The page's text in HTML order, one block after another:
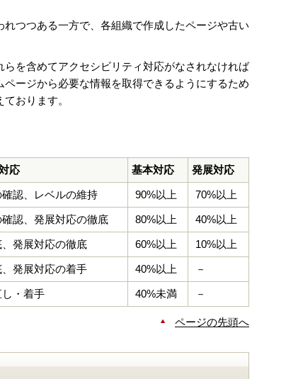
つつある一方で、各組織で作成したページや古い
を含めてアクセシビリティ対応がなされなければ
ージから必要な情報を取得できるようにするため
おります。
応 基本対応 発展対応
認、レベルの維持 90%以上 70%以上
認、発展対応の徹底 80%以上 40%以上
発展対応の徹底 60%以上 10%以上
発展対応の着手 40%以上 －
・着手 40%未満 －
ページの先頭へ